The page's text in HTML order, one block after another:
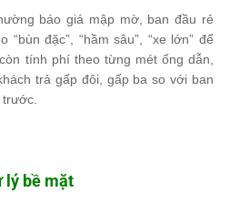
báo giá mập mờ, ban đầu rẻ
đặc”, “hầm sâu”, “xe lớn” để
tính phí theo từng mét ống dẫn,
trả gấp đôi, gấp ba so với ban
lý bề mặt